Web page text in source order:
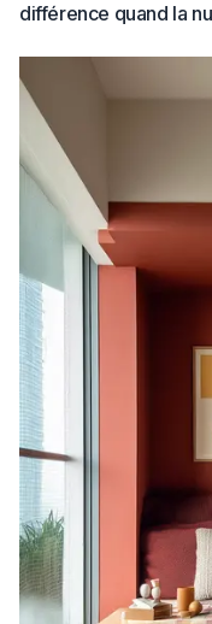
différence quand la